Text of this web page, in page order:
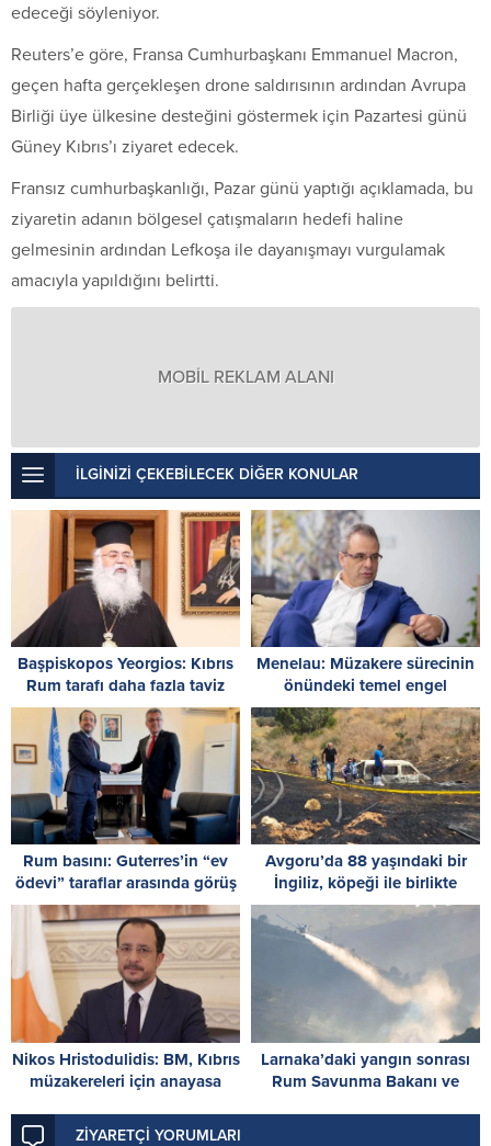
edeceği söyleniyor.
Reuters’e göre, Fransa Cumhurbaşkanı Emmanuel Macron,
geçen hafta gerçekleşen drone saldırısının ardından Avrupa
Birliği üye ülkesine desteğini göstermek için Pazartesi günü
Güney Kıbrıs’ı ziyaret edecek.
Fransız cumhurbaşkanlığı, Pazar günü yaptığı açıklamada, bu
ziyaretin adanın bölgesel çatışmaların hedefi haline
gelmesinin ardından Lefkoşa ile dayanışmayı vurgulamak
amacıyla yapıldığını belirtti.
MOBİL REKLAM ALANI
İLGİNİZİ ÇEKEBİLECEK DİĞER KONULAR
Başpiskopos Yeorgios: Kıbrıs
Rum tarafı daha fazla taviz
vermemeli
Menelau: Müzakere sürecinin
önündeki temel engel
Türkiye’nin iki devletli çözüm
tezi
Rum basını: Guterres’in “ev
ödevi” taraflar arasında görüş
ayrılığı yarattı
Avgoru’da 88 yaşındaki bir
İngiliz, köpeği ile birlikte
yanarak can verdi
Nikos Hristodulidis: BM, Kıbrıs
müzakereleri için anayasa
Larnaka’daki yangın sonrası
Rum Savunma Bakanı ve
ZİYARETÇİ YORUMLARI